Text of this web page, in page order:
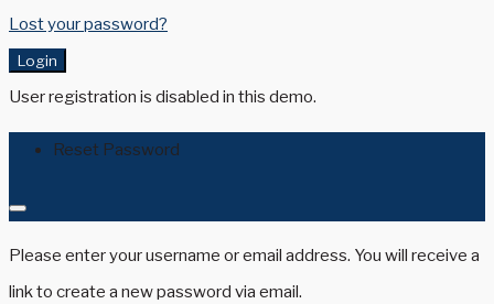
Lost your password?
Login
User registration is disabled in this demo.
Reset Password
Please enter your username or email address. You will receive a
link to create a new password via email.